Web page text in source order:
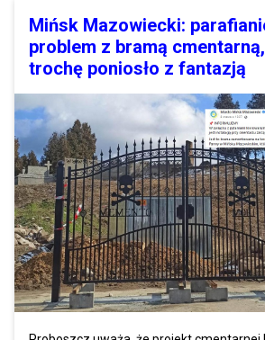
Mińsk Mazowiecki:
problem z bramą
trochę poniosło z fantazją